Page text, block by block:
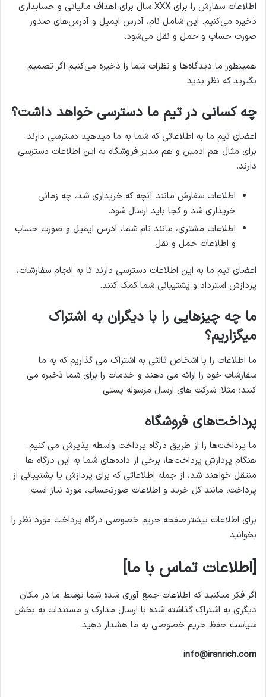
اطلاعات سفارش را برای XXX سال برای اهداف مالیاتی و حسابداری
ذخیره می‌کنیم. این شامل نام، آدرس ایمیل و آدرس‌های صدور
صورت حساب و حمل و نقل می‌شود.
همینطور ما دیدگاه‌ها و نظرات شما را ذخیره می‌کنیم اگر تصمیم
بگیرید که نظر بدید.
چه کسانی در تیم ما دسترسی خواهد داشت؟
اعضای تیم ما به اطلاعاتی که شما به ما میدهید دسترسی دارند.
برای مثال هم ادمین و هم مدیر فروشگاه به این اطلاعات دسترسی
دارند.
اطلاعات سفارش مانند آنچه که خریداری شد، چه زمانی
خریداری شد و کجا باید ارسال شود.
اطلاعات مشتری، مانند نام شما، آدرس ایمیل و صورت حساب
و اطلاعات حمل و نقل
اعضای تیم ما به این اطلاعات دسترسی دارند تا به انجام سفارشات،
پردازش استرداد و پشتیبانی شما کمک کنند.
ما چه چیزهایی را با دیگران به اشتراک
میگزاریم؟
ما اطلاعات را با اشخاص ثالثی به اشتراک می گذاریم که به ما
سفارشات خود را ارائه می دهند و خدمات را برای شما ذخیره می
کنند؛ مثلا: شرکت های ارسال مرسوله پستی
پرداخت‌‌های فروشگاه
ما پرداخت‌ها را از طریق درگاه پرداخت واسطه پذیرش می کنیم.
هنگام پردازش پرداخت‌ها، برخی از داده‌های شما به این درگاه ها
منتقل خواهند شد، از جمله اطلاعاتی که برای پردازش یا پشتیبانی از
پرداخت، مانند کل خرید و اطلاعات صورتحساب، مورد نیاز است.
برای اطلاعات بیشتر صفحه حریم خصوصی درگاه پرداخت مورد نظر را
بخوانید.
[اطلاعات تماس با ما]
اگر فکر میکنید که اطلاعات جمع آوری شده شما توسط ما در مکان
دیگری به اشتراک گذاشته شده با ارسال مدارک و مستندات به بخش
سیاست حفظ حریم خصوصی به ما هشدار دهید.
info@iranrich.com